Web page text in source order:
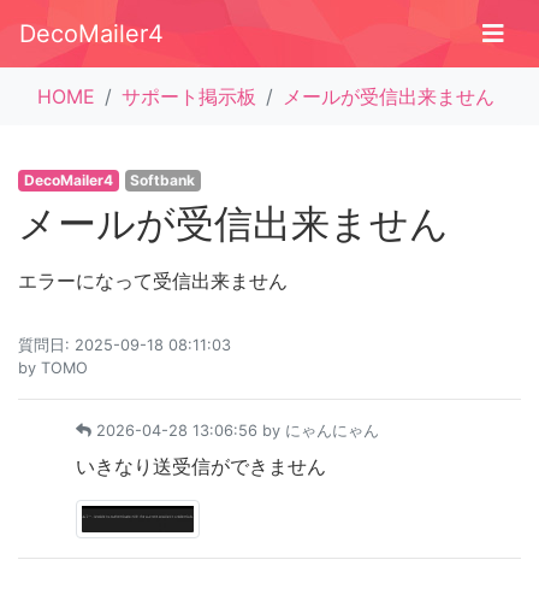
DecoMailer4
HOME サポート掲示板 メールが受信出来ません
DecoMailer4 Softbank
メールが受信出来ません
エラーになって受信出来ません
質問日: 2025-09-18 08:11:03
by TOMO
2026-04-28 13:06:56 by にゃんにゃん
いきなり送受信ができません